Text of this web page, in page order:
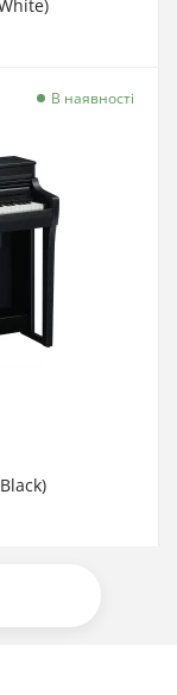
В наявності